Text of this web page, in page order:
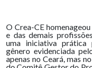
O Crea-CE
e das demais
uma iniciativa prática
gênero evidenciada
apenas no Ceará, mas